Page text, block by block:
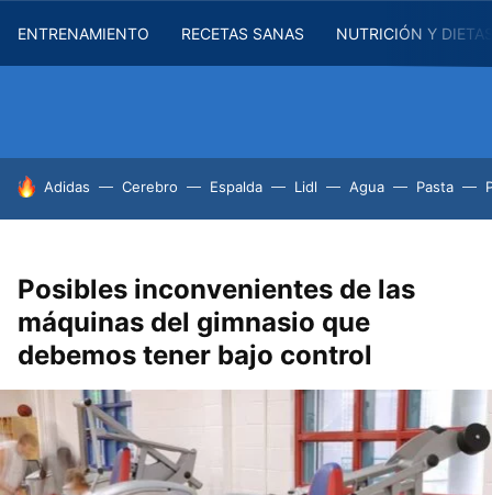
ENTRENAMIENTO RECETAS SANAS NUTRICIÓN Y
HOY SE HABLA DE
Adidas Cerebro Espalda Lidl Agua Pasta
Posibles inconvenientes de las
máquinas del gimnasio que
debemos tener bajo control